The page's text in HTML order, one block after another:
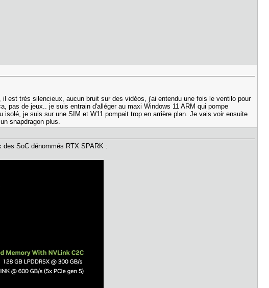
est très silencieux, aucun bruit sur des vidéos, j'ai entendu une fois le ventilo pour
pas de jeux.. je suis entrain d'alléger au maxi Windows 11 ARM qui pompe
je suis sur une SIM et W11 pompait trop en arrière plan. Je vais voir ensuite
snapdragon plus.
SoC dénommés RTX SPARK :